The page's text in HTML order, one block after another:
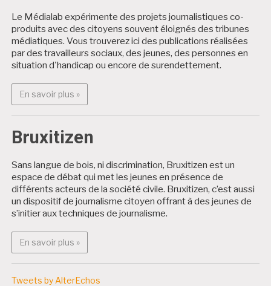
Le Médialab expérimente des projets journalistiques co-
produits avec des citoyens souvent éloignés des tribunes
médiatiques. Vous trouverez ici des publications réalisées
par des travailleurs sociaux, des jeunes, des personnes en
situation d'handicap ou encore de surendettement.
En savoir plus »En savoir plus : Projets citoyens
Bruxitizen
Sans langue de bois, ni discrimination, Bruxitizen est un
espace de débat qui met les jeunes en présence de
différents acteurs de la société civile. Bruxitizen, c’est aussi
un dispositif de journalisme citoyen offrant à des jeunes de
s’initier aux techniques de journalisme.
En savoir plus »En savoir plus : Bruxitizen
Tweets by AlterEchos